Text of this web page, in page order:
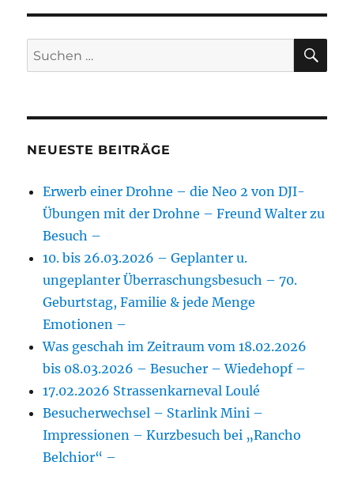
Suchen
nach:
NEUESTE BEITRÄGE
Erwerb einer Drohne – die Neo 2 von DJI-
Übungen mit der Drohne – Freund Walter zu
Besuch –
10. bis 26.03.2026 – Geplanter u.
ungeplanter Überraschungsbesuch – 70.
Geburtstag, Familie & jede Menge
Emotionen –
Was geschah im Zeitraum vom 18.02.2026
bis 08.03.2026 – Besucher – Wiedehopf –
17.02.2026 Strassenkarneval Loulé
Besucherwechsel – Starlink Mini –
Impressionen – Kurzbesuch bei „Rancho
Belchior“ –